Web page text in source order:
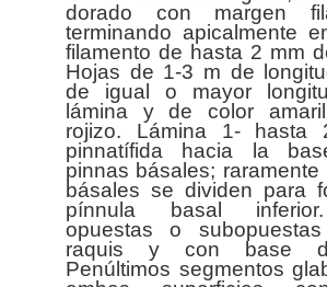
dorado con margen
terminando apicalmente
filamento de hasta 2 mm
Hojas de 1-3 m de
de igual o mayor
lámina y de color
rojizo. Lámina 1- hasta
pinnatífida hacia la
pinnas básales; raramente
básales se dividen para
pínnula basal
opuestas o
raquis y con base
Penúltimos segmentos